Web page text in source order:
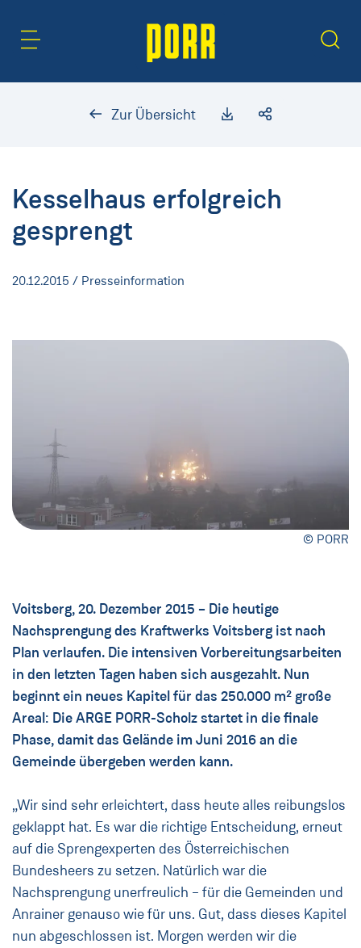
Zur Übersicht
Kesselhaus erfolgreich
gesprengt
20.12.2015 / Presseinformation
© PORR
Voitsberg, 20. Dezember 2015 – Die heutige
Nachsprengung des Kraftwerks Voitsberg ist nach
Plan verlaufen. Die intensiven Vorbereitungsarbeiten
in den letzten Tagen haben sich ausgezahlt. Nun
beginnt ein neues Kapitel für das 250.000 m² große
Areal: Die ARGE PORR-Scholz startet in die finale
Phase, damit das Gelände im Juni 2016 an die
Gemeinde übergeben werden kann.
„Wir sind sehr erleichtert, dass heute alles reibungslos
geklappt hat. Es war die richtige Entscheidung, erneut
auf die Sprengexperten des Österreichischen
Bundesheers zu setzen. Natürlich war die
Nachsprengung unerfreulich – für die Gemeinden und
Anrainer genauso wie für uns. Gut, dass dieses Kapitel
nun abgeschlossen ist. Morgen werden wir die